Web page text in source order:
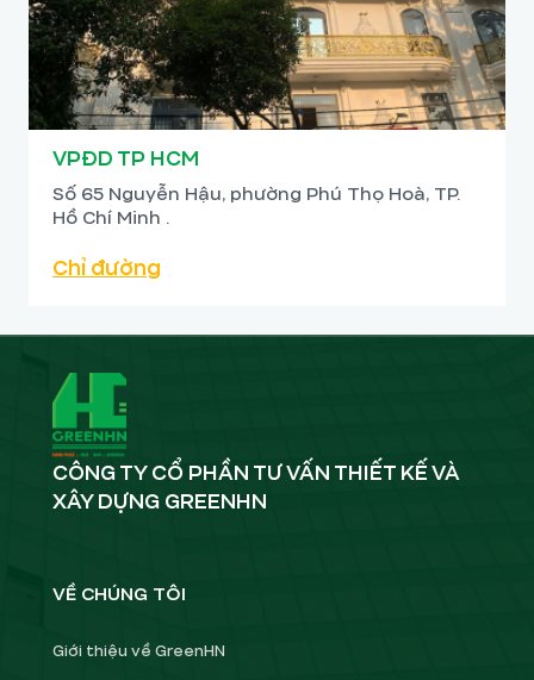
VPĐD TP HCM
Số 65 Nguyễn Hậu, phường Phú Thọ Hoà, TP.
Hồ Chí Minh .
Chỉ đường
CÔNG TY CỔ PHẦN TƯ VẤN THIẾT KẾ VÀ
XÂY DỰNG GREENHN
VỀ CHÚNG TÔI
Giới thiệu về GreenHN